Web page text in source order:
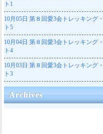
ト1
10月05日 第８回愛3会トレッキング
ト5
10月04日 第８回愛3会トレッキング
ト4
10月03日 第８回愛3会トレッキング
ト3
Archives